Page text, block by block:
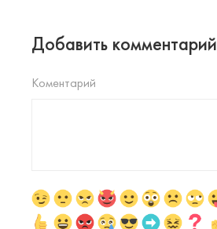
Добавить комментарий
Коментарий